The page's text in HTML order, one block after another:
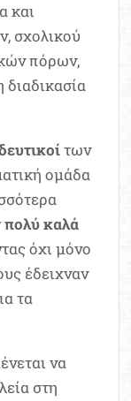
και
σχολικού
πόρων,
των
ομάδα
πολύ καλά
όχι μόνο
έδειχναν
τα
να
στη